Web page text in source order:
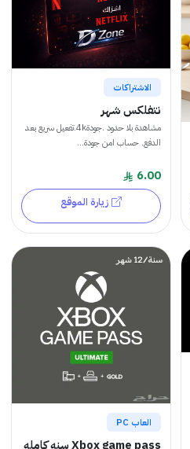
الاشتراكات
نتفلكس شهر
مشاهدة بلا حدود .جودة4k.تفعيل سريع بعد
الدفع. حساب امن جودة...
6.00
زيارة الموقع
العاب PC
Xbox game pass سنه كامله